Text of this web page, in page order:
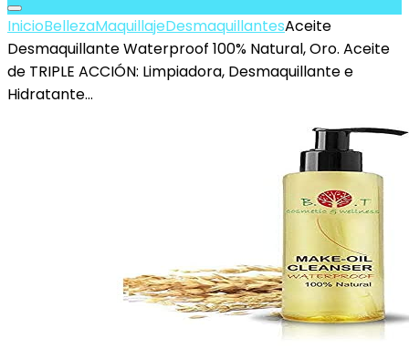
InicioBellezaMaquillajeDesmaquillantesAceite
Desmaquillante Waterproof 100% Natural, Oro. Aceite
de TRIPLE ACCIÓN: Limpiadora, Desmaquillante e
Hidratante…